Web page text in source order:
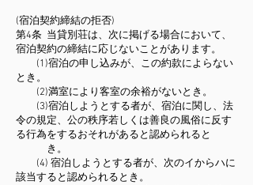
(宿泊契約締結の拒否)
第4条 当貸別荘は、次に掲げる場合において、
宿泊契約の締結に応じないことがあります。
(1)宿泊の申し込みが、この約款によらない
とき。
(2)満室により客室の余裕がないとき。
(3)宿泊しようとする者が、宿泊に関し、法
令の規定、公の秩序若しくは善良の風俗に反す
る行為をするおそれがあると認められると
き。
(4) 宿泊しようとする者が、次のイからハに
該当すると認められるとき。